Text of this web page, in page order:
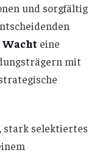
und sorgfältig
Wacht eine
mit
stark selektiertes